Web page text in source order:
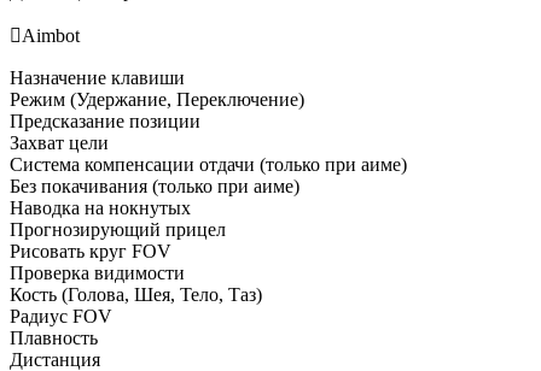
Aimbot
Назначение клавиши
Режим (Удержание, Переключение)
Предсказание позиции
Захват цели
Система компенсации отдачи (только при аиме)
Без покачивания (только при аиме)
Наводка на нокнутых
Прогнозирующий прицел
Рисовать круг FOV
Проверка видимости
Кость (Голова, Шея, Тело, Таз)
Радиус FOV
Плавность
Дистанция